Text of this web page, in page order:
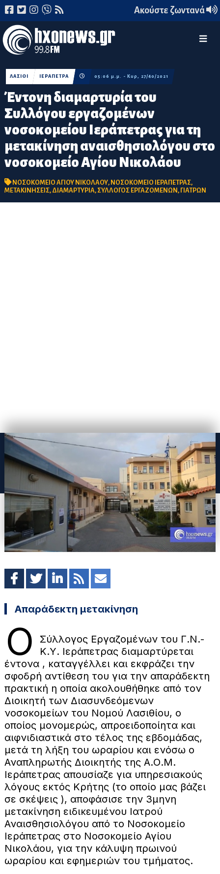
Ακούστε ζωντανά
Έντονη διαμαρτυρία του
Συλλόγου εργαζομένων
νοσοκομείου Ιεράπετρας για τη
μετακίνηση αναισθησιολόγου στο
νοσοκομείο Αγίου Νικολάου
ΛΑΣΙΘΙ ΙΕΡΑΠΕΤΡΑ 05:06 μ.μ. - Κυρ, 27/40/2021
ΝΟΣΟΚΟΜΕΙΟ ΑΓΙΟΥ ΝΙΚΟΛΑΟΥ, ΝΟΣΟΚΟΜΕΙΟ ΙΕΡΑΠΕΤΡΑΣ,
ΜΕΤΑΚΙΝΗΣΕΙΣ, ΔΙΑΜΑΡΤΥΡΙΑ, ΣΥΛΛΟΓΟΣ ΕΡΓΑΖΟΜΕΝΩΝ, ΓΙΑΤΡΩΝ
Απαράδεκτη μετακίνηση
Ο
Σύλλογος Εργαζομένων του Γ.Ν.-
Κ.Υ. Ιεράπετρας διαμαρτύρεται
έντονα , καταγγέλλει και εκφράζει την
σφοδρή αντίθεση του για την απαράδεκτη
πρακτική η οποία ακολουθήθηκε από τον
Διοικητή των Διασυνδεόμενων
νοσοκομείων του Νομού Λασιθίου, ο
οποίος μονομερώς, απροειδοποίητα και
αιφνιδιαστικά στο τέλος της εβδομάδας,
μετά τη λήξη του ωραρίου και ενόσω ο
Αναπληρωτής Διοικητής της Α.Ο.Μ.
Ιεράπετρας απουσίαζε για υπηρεσιακούς
λόγους εκτός Κρήτης (το οποίο μας βάζει
σε σκέψεις ), αποφάσισε την 3μηνη
μετακίνηση ειδικευμένου Ιατρού
Αναισθησιολόγου από το Νοσοκομείο
Ιεράπετρας στο Νοσοκομείο Αγίου
Νικολάου, για την κάλυψη πρωινού
ωραρίου και εφημεριών του τμήματος.